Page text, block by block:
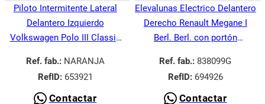
Piloto Intermitente Lateral
Delantero Izquierdo
Volkswagen Polo III Classic
Ref. fab.:NARANJA
RefID:653921
Contactar
Elevalunas Electrico Delantero
Derecho Renault Megane I
Berl. Berl. con portón
Ref. fab.: 838099G
RefID:694926
Contactar